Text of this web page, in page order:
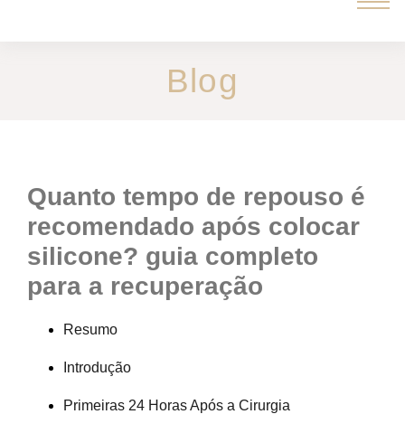
Blog
quanto tempo de repouso é
recomendado após colocar
silicone? guia completo
para a recuperação
Resumo
Introdução
Primeiras 24 Horas Após a Cirurgia